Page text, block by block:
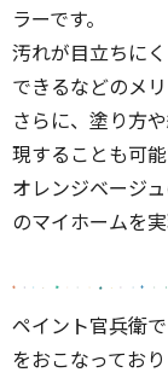
ラーです。
汚れが目立ちに
できるなどのメ
さらに、塗り方
現することも可能
オレンジベージ
のマイホームを
ペイント官兵衛
をおこなっており